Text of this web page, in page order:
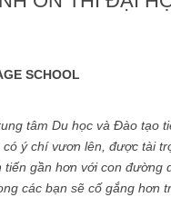
SCHOOL
tâm Du học và Đào tạo
ý chí vươn lên, được tài
gần hơn với con
các bạn sẽ cố gắng